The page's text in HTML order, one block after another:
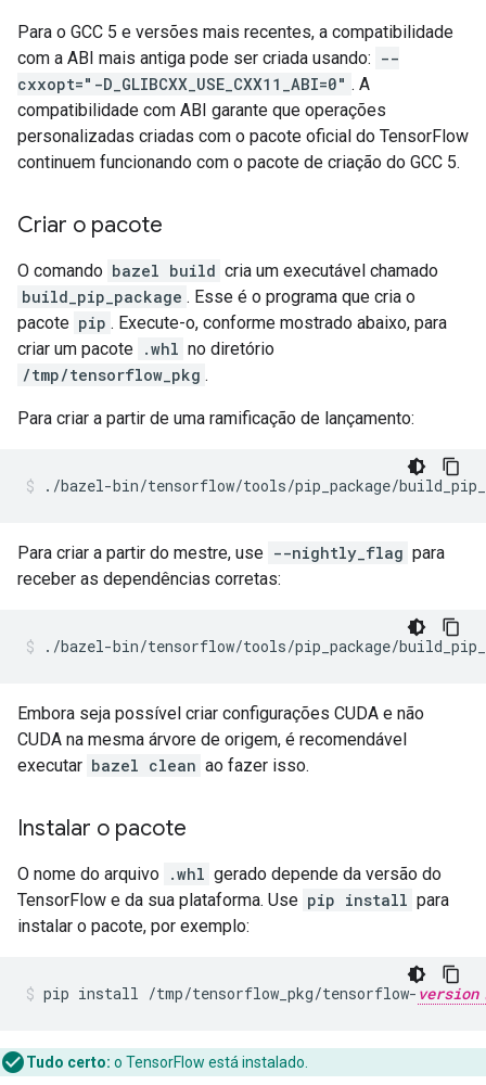
Para o GCC 5 e versões mais recentes, a compatibilidade
com a ABI mais antiga pode ser criada usando: --
cxxopt="-D_GLIBCXX_USE_CXX11_ABI=0" . A
compatibilidade com ABI garante que operações
personalizadas criadas com o pacote oficial do TensorFlow
continuem funcionando com o pacote de criação do GCC 5.
Criar o pacote
O comando bazel build cria um executável chamado
build_pip_package . Esse é o programa que cria o
pacote pip . Execute-o, conforme mostrado abaixo, para
criar um pacote .whl no diretório
/tmp/tensorflow_pkg .
Para criar a partir de uma ramificação de lançamento:
Para criar a partir do mestre, use --nightly_flag para
receber as dependências corretas:
Embora seja possível criar configurações CUDA e não
CUDA na mesma árvore de origem, é recomendável
executar bazel clean ao fazer isso.
Instalar o pacote
O nome do arquivo .whl gerado depende da versão do
TensorFlow e da sua plataforma. Use pip install para
instalar o pacote, por exemplo:
pip install /tmp/tensorflow_pkg/tensorflow- version
Tudo certo: o TensorFlow está instalado.